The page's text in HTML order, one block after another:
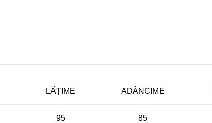
LĂȚIME ADÂNCIME
95 85